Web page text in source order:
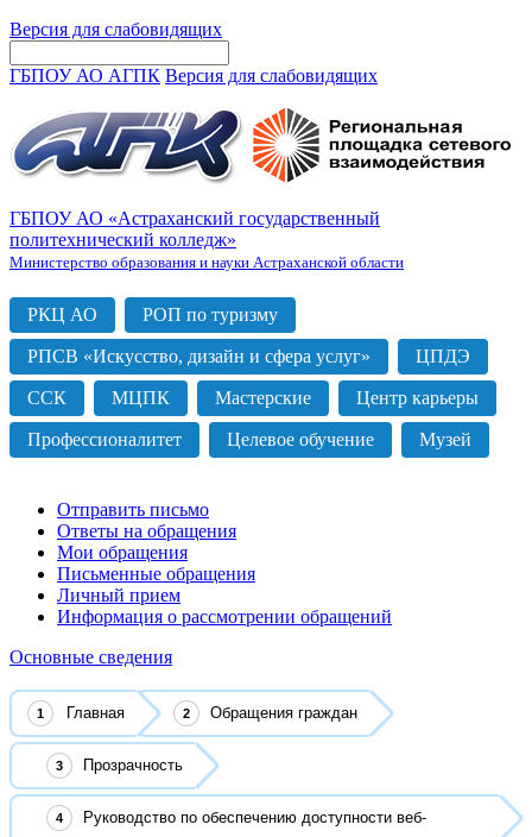
Версия для слабовидящих
ГБПОУ АО АГПК Версия для слабовидящих
ГБПОУ АО «Астраханский государственный
политехнический колледж»
Министерство образования и науки Астраханской области
РКЦ АО РОП по туризму
РПСВ «Искусство, дизайн и сфера услуг» ЦПДЭ
ССК МЦПК Мастерские Центр карьеры
Профессионалитет Целевое обучение Музей
Отправить письмо
Ответы на обращения
Мои обращения
Письменные обращения
Личный прием
Информация о рассмотрении обращений
Основные сведения
Главная Обращения граждан
Прозрачность
Руководство по обеспечению доступности веб-